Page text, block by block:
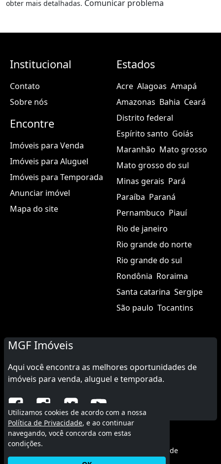
obter mais detalhadas. Comunicar problema
Institucional
Contato
Sobre nós
Encontre
Imóveis para Venda
Imóveis para Aluguel
Imóveis para Temporada
Anunciar imóvel
Mapa do site
Estados
Acre Alagoas Amapá
Amazonas Bahia Ceará
Distrito federal
Espírito santo Goiás
Maranhão Mato grosso
Mato grosso do sul
Minas gerais Pará
Paraíba Paraná
Pernambuco Piauí
Rio de janeiro
Rio grande do norte
Rio grande do sul
Rondônia Roraima
Santa catarina Sergipe
São paulo Tocantins
MGF Imóveis
Aqui você encontra as melhores oportunidades de
imóveis para venda, aluguel e temporada.
© 2015 - 2026 MGF Imóveis.
Política de privacidade
Utilizamos cookies de acordo com a nossa
Política de Privacidade, e ao continuar
navegando, você concorda com estas
condições.